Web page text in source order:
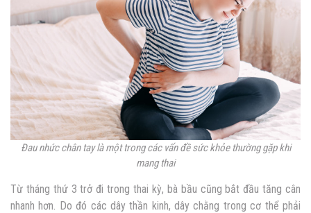
Đau nhức chân tay là một trong các vấn đề sức khỏe thường gặp khi
mang thai
Từ tháng thứ 3 trở đi trong thai kỳ, bà bầu cũng bắt đầu tăng cân
nhanh hơn. Do đó các dây thần kinh, dây chằng trong cơ thể phải